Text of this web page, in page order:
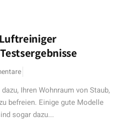
Ihren Wohnraum von Staub,
befreien. Einige gute Modelle
sogar dazu...